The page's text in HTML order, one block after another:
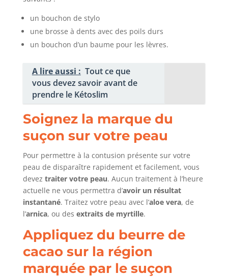
un bouchon de stylo
une brosse à dents avec des poils durs
un bouchon d’un baume pour les lèvres.
A lire aussi : Tout ce que
vous devez savoir avant de
prendre le Kétoslim
Soignez la marque du
suçon sur votre peau
Pour permettre à la contusion présente sur votre
peau de disparaître rapidement et facilement, vous
devez traiter votre peau. Aucun traitement à l’heure
actuelle ne vous permettra d’avoir un résultat
instantané. Traitez votre peau avec l’aloe vera, de
l’arnica, ou des extraits de myrtille.
Appliquez du beurre de
cacao sur la région
marquée par le suçon